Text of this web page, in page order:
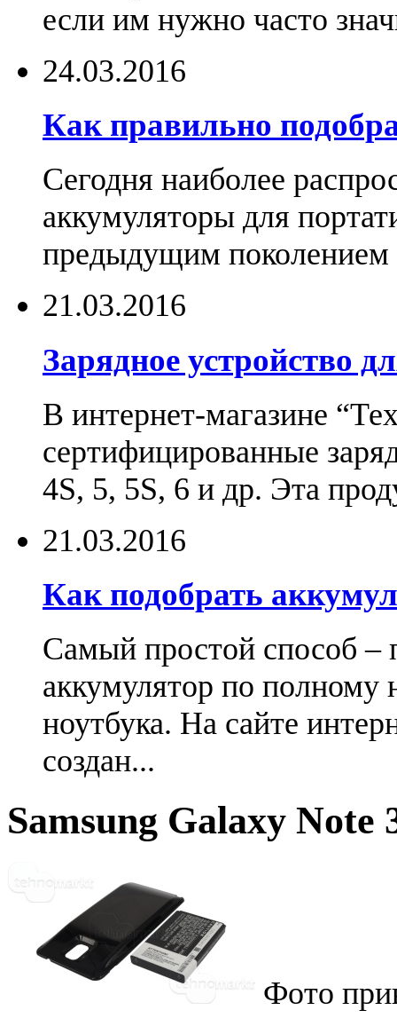
если им нужно часто
24.03.2016
Как правильно
Сегодня наиболее
аккумуляторы для
предыдущим поколением
21.03.2016
Зарядное устройство
В интернет-магазине
сертифицированные
4S, 5, 5S, 6 и др. Эта
21.03.2016
Как подобрать
Самый простой способ –
аккумулятор по
ноутбука. На сайте
создан...
Samsung Galaxy Note
Фото